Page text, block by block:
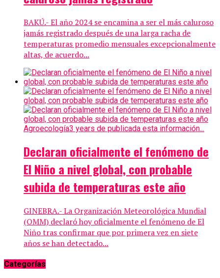
BAKÚ.- El año 2024 se encamina a ser el más caluroso
jamás registrado después de una larga racha de
temperaturas promedio mensuales excepcionalmente
altas, de acuerdo...
Agroecología3 years de publicada esta información...
Declaran oficialmente el fenómeno de
El Niño a nivel global, con probable
subida de temperaturas este año
GINEBRA.- La Organización Meteorológica Mundial
(OMM) declaró hoy oficialmente el fenómeno de El
Niño tras confirmar que por primera vez en siete
años se han detectado...
Categorías